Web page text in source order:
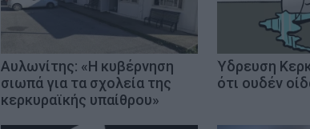
Αυλωνίτης: «Η κυβέρνηση
σιωπά για τα σχολεία της
κερκυραϊκής υπαίθρου»
Ύδρευση
ότι ουδέν